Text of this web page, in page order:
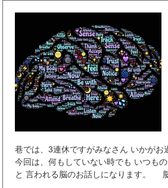
巷では、3連休ですがみなさん いかが
今回は、何もしていない時でも いつも
と 言われる脳のお話しになります。